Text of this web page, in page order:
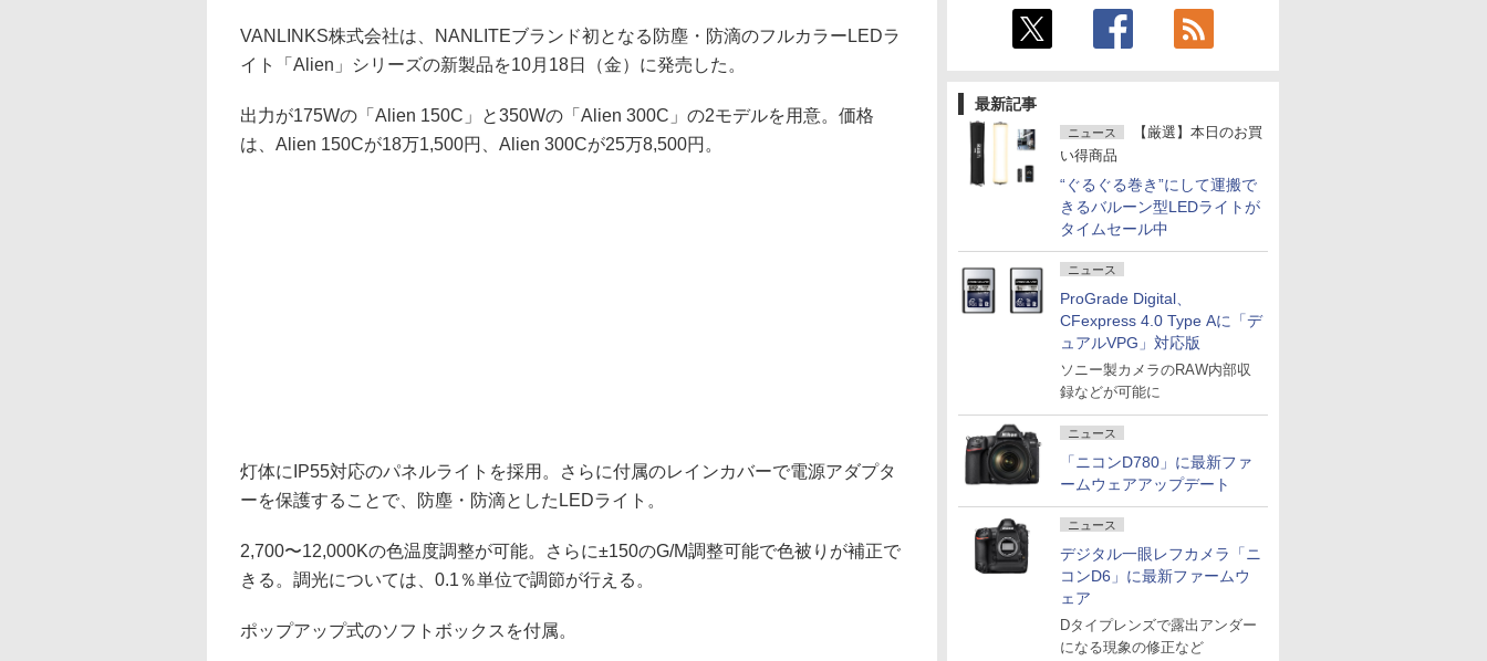
最新記事
ニュース
【厳選】本日のお買
い得商品
“ぐるぐる巻き”にして運搬で
きるバルーン型LEDライトが
タイムセール中
ニュース
ProGrade Digital、
CFexpress 4.0 Type Aに「デ
ュアルVPG」対応版
ソニー製カメラのRAW内部収
録などが可能に
ニュース
「ニコンD780」に最新ファ
ームウェアアップデート
ニュース
デジタル一眼レフカメラ「ニ
コンD6」に最新ファームウ
ェア
Dタイプレンズで露出アンダー
になる現象の修正など
VANLINKS株式会社は、NANLITEブランド初となる防塵・防滴のフルカラーLEDラ
イト「Alien」シリーズの新製品を10月18日（金）に発売した。
出力が175Wの「Alien 150C」と350Wの「Alien 300C」の2モデルを用意。価格
は、Alien 150Cが18万1,500円、Alien 300Cが25万8,500円。
灯体にIP55対応のパネルライトを採用。さらに付属のレインカバーで電源アダプタ
ーを保護することで、防塵・防滴としたLEDライト。
2,700〜12,000Kの色温度調整が可能。さらに±150のG/M調整可能で色被りが補正で
きる。調光については、0.1％単位で調節が行える。
ポップアップ式のソフトボックスを付属。